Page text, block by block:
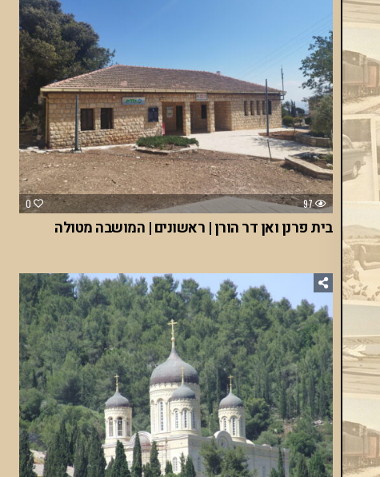
0 97
בית פרנן ואן דר הורן | ראשונים | המושבה מטולה